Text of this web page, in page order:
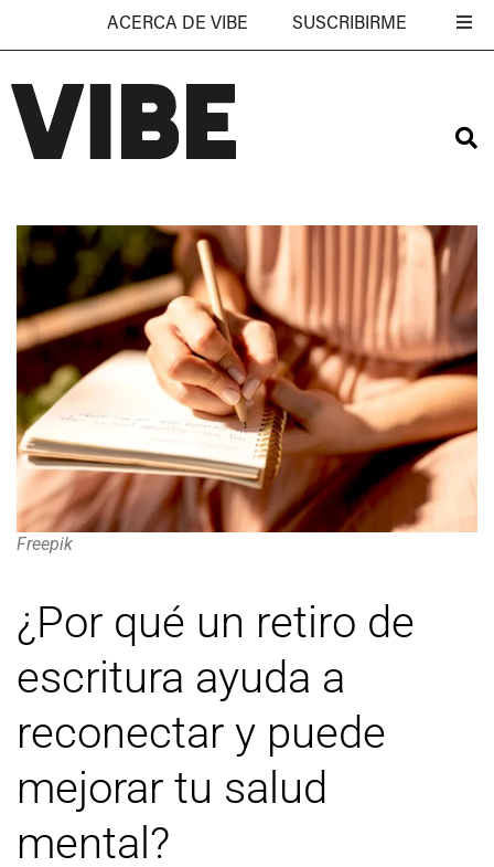
ACERCA DE VIBE SUSCRIBIRME
Freepik
¿Por qué un retiro de
escritura ayuda a
reconectar y puede
mejorar tu salud
mental?